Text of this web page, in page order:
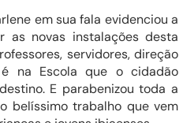
em sua fala evidenciou a
as novas instalações desta
servidores, direção
na Escola que o cidadão
E parabenizou toda a
belíssimo trabalho que vem